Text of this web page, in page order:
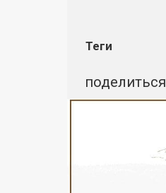
Теги
поделиться